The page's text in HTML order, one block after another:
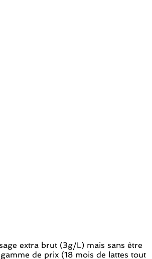
extra brut (3g/L) mais sans être
de prix (18 mois de lattes tout